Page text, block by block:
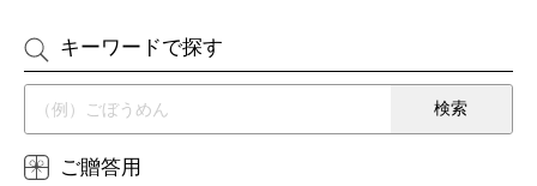
キーワードで探す
ご贈答用